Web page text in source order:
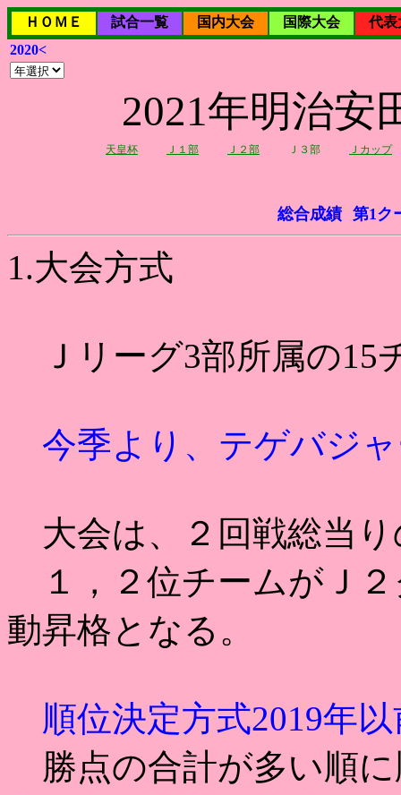
ＨＯＭＥ 試合一覧 国内大会 国際大会
代表
2020<
2021年明治安
天皇杯 Ｊ１部 Ｊ２部 Ｊ３部 Ｊカップ
総合成績 第1ク
1.大会方式
Ｊリーグ3部所属の15
今季より、テゲバジ
大会は、２回戦総当
１，２位チームがＪ
動昇格となる。
順位決定方式2019年
勝点の合計が多い順